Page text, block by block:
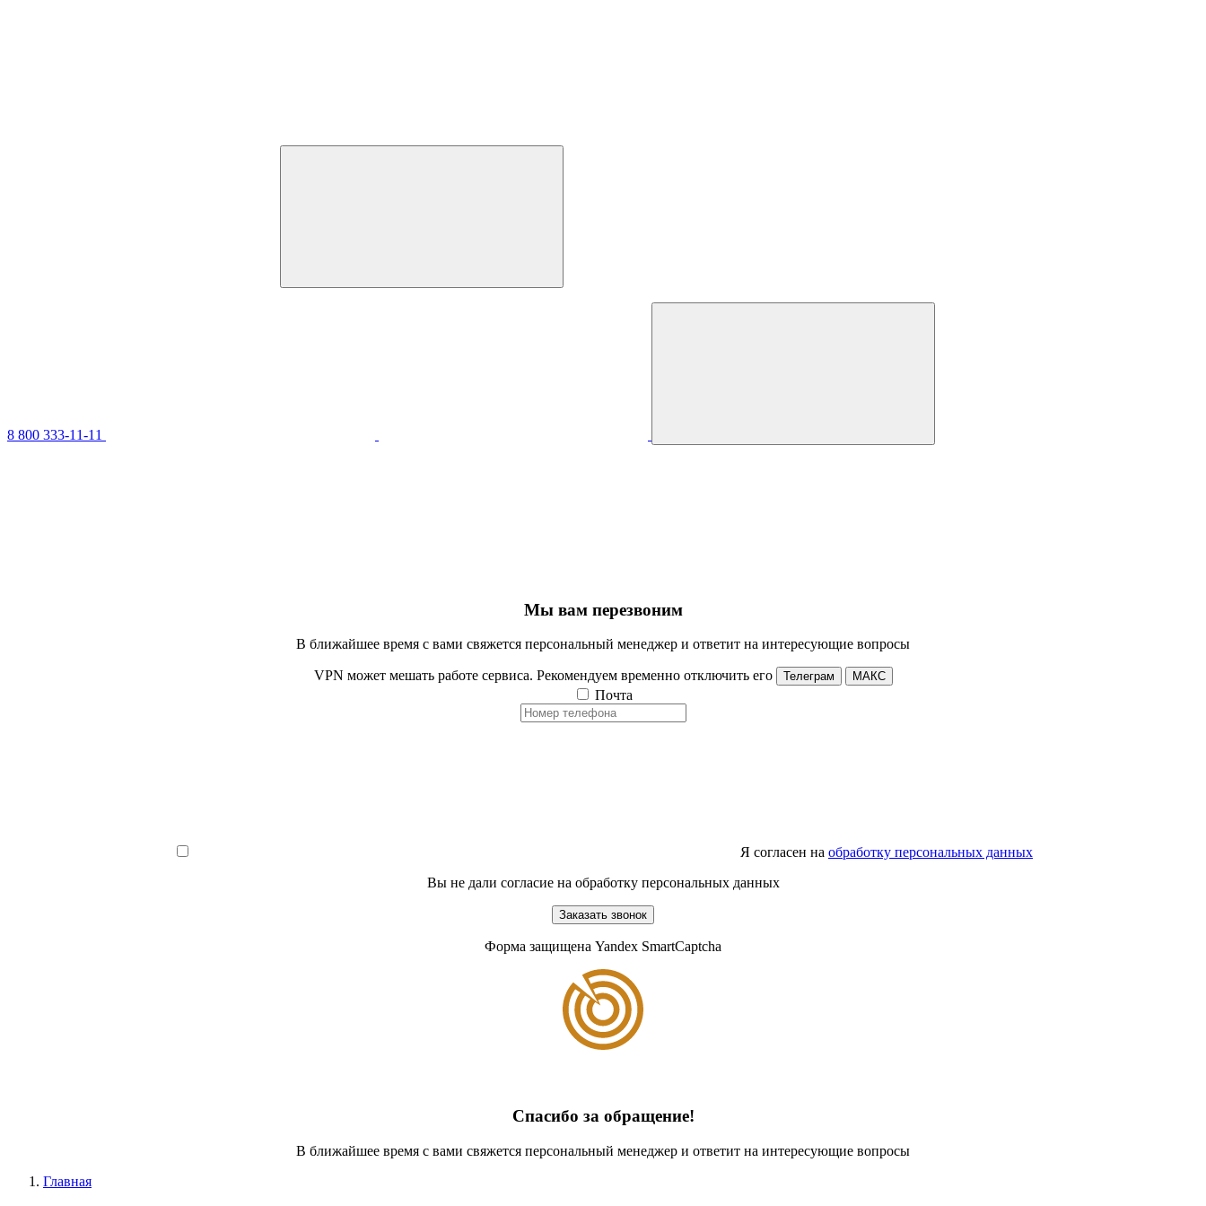
8 800 333-11-11
Мы вам перезвоним
В ближайшее время с вами свяжется персональный менеджер и ответит на интересующие вопросы
VPN может мешать работе сервиса. Рекомендуем временно отключить его Телеграм МАКС
Почта
Я согласен на обработку персональных данных
Вы не дали согласие на обработку персональных данных
Заказать звонок
Форма защищена Yandex SmartCaptcha
Спасибо за обращение!
В ближайшее время с вами свяжется персональный менеджер и ответит на интересующие вопросы
Главная